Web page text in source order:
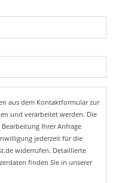
aus dem Kontaktformular zur
und verarbeitet werden. Die
Ihrer Anfrage
jederzeit für die
widerrufen. Detaillierte
finden Sie in unserer